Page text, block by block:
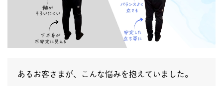
あるお客さまが、こんな悩みを抱えていました。